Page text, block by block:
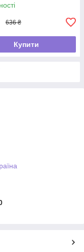
636 ₴
Купити